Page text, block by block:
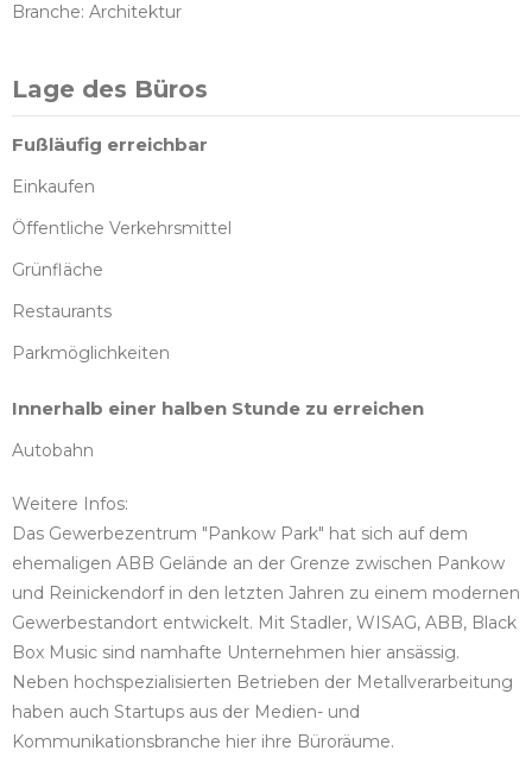
Branche: Architektur
Lage des Büros
Fußläufig erreichbar
Einkaufen
Öffentliche Verkehrsmittel
Grünfläche
Restaurants
Parkmöglichkeiten
Innerhalb einer halben Stunde zu erreichen
Autobahn
Weitere Infos:
Das Gewerbezentrum "Pankow Park" hat sich auf dem
ehemaligen ABB Gelände an der Grenze zwischen Pankow
und Reinickendorf in den letzten Jahren zu einem modernen
Gewerbestandort entwickelt. Mit Stadler, WISAG, ABB, Black
Box Music sind namhafte Unternehmen hier ansässig.
Neben hochspezialisierten Betrieben der Metallverarbeitung
haben auch Startups aus der Medien- und
Kommunikationsbranche hier ihre Büroräume.